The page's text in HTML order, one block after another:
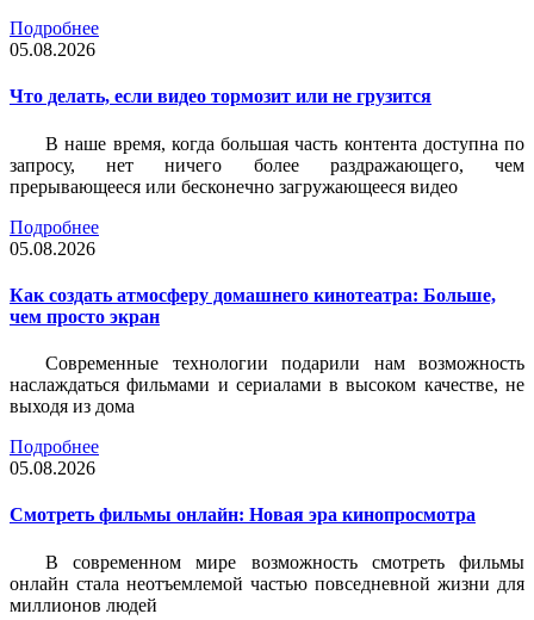
Подробнее
05.08.2026
Что делать, если видео тормозит или не грузится
В наше время, когда большая часть контента доступна по
запросу, нет ничего более раздражающего, чем
прерывающееся или бесконечно загружающееся видео
Подробнее
05.08.2026
Как создать атмосферу домашнего кинотеатра: Больше,
чем просто экран
Современные технологии подарили нам возможность
наслаждаться фильмами и сериалами в высоком качестве, не
выходя из дома
Подробнее
05.08.2026
Смотреть фильмы онлайн: Новая эра кинопросмотра
В современном мире возможность смотреть фильмы
онлайн стала неотъемлемой частью повседневной жизни для
миллионов людей